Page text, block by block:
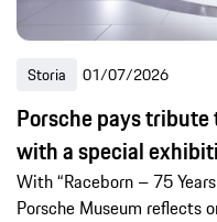
Storia 01/07/2026
Porsche pays
with a special
With “Raceborn – 75
Porsche Museum reflects